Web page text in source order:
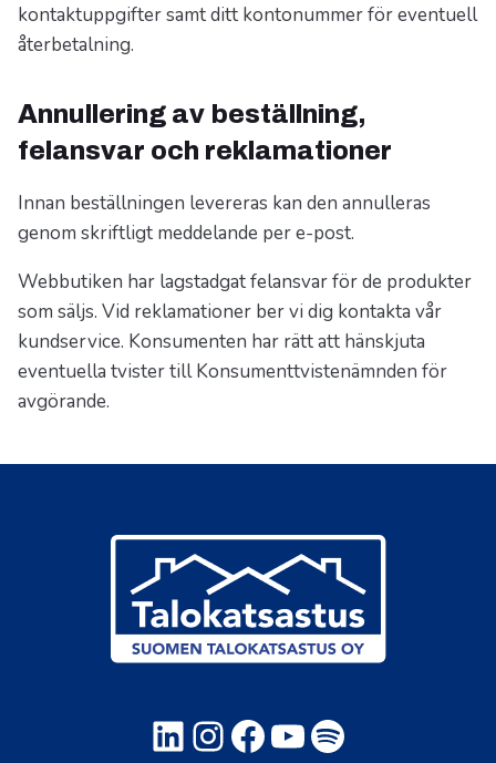
kontaktuppgifter samt ditt kontonummer för eventuell
återbetalning.
Annullering av beställning,
felansvar och reklamationer
Innan beställningen levereras kan den annulleras
genom skriftligt meddelande per e-post.
Webbutiken har lagstadgat felansvar för de produkter
som säljs. Vid reklamationer ber vi dig kontakta vår
kundservice. Konsumenten har rätt att hänskjuta
eventuella tvister till Konsumenttvistenämnden för
avgörande.
LinkedIn
Instagram
Facebook
YouTube
Spotify